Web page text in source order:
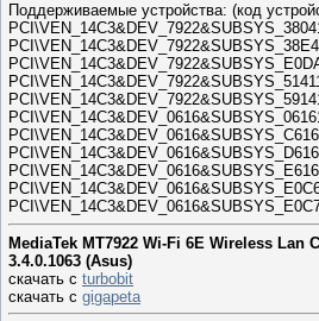
Поддерживаемые устройства: (код
MediaTek MT7922 Wi-Fi 6E Wireless Lan
3.4.0.1063 (Asus)
скачать с turbobit
скачать с gigapeta